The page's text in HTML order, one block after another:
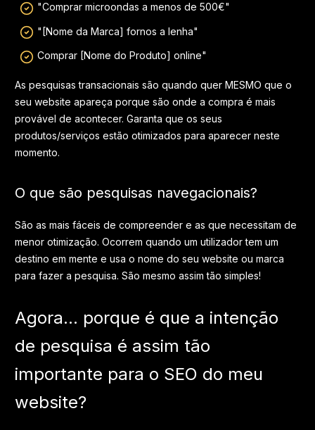
"Comprar microondas a menos de 500€"
"[Nome da Marca] fornos a lenha"
Comprar [Nome do Produto] online"
As pesquisas transacionais são quando quer MESMO que o
seu website apareça porque são onde a compra é mais
provável de acontecer. Garanta que os seus
produtos/serviços estão otimizados para aparecer neste
momento.
O que são pesquisas navegacionais?
São as mais fáceis de compreender e as que necessitam de
menor otimização. Ocorrem quando um utilizador tem um
destino em mente e usa o nome do seu website ou marca
para fazer a pesquisa. São mesmo assim tão simples!
Agora... porque é que a intenção
de pesquisa é assim tão
importante para o SEO do meu
website?